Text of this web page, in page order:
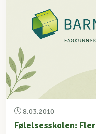
8.03.2010
Følelsesskolen: